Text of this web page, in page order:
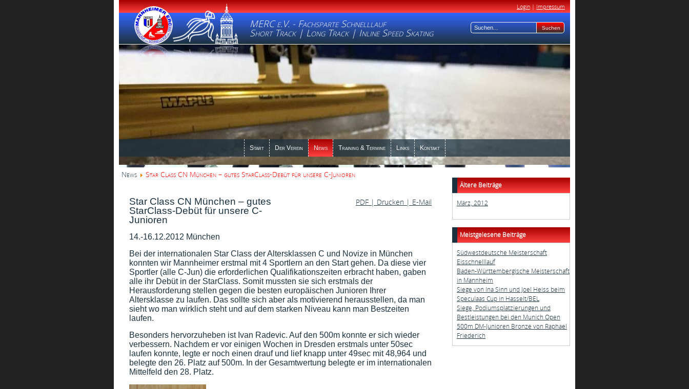
Login|Impressum
MERC e.V. - Fachsparte Schnelllauf
Short Track | Long Track | Inline Speed Skating
Start Der Verein News Training & Termine Links Kontakt
News Star Class CN München – gutes StarClass-Debüt für unsere C-Junioren
PDF | Drucken | E-Mail
Star Class CN München – gutes
StarClass-Debüt für unsere C-
Junioren
14.-16.12.2012 München
Bei der internationalen Star Class der Altersklassen C und Novize in München
konnten wir Mannheimer erstmal mit 4 Sportlern an den Start gehen. Da diese vier
Sportler (alle C-Jun) die erforderlichen Qualifikationszeiten erbracht haben, gaben
alle ihr Debüt in der StarClass. Somit mussten sie sich erstmals der
Herausforderung stellen gegen die besten europäischen Junioren Ihrer
Altersklasse zu laufen. Das sollte sich aber als motivierend herausstellen, da man
sieht wo man wirklich steht und auf dem starken Niveau kann man Bestzeiten
laufen.
Besonders hervorzuheben ist Ivan Radevic. Auf den 500m konnte er sich wieder
verbessern. Nachdem er vor einigen Wochen in Dresden erstmals unter 50sec
laufen konnte, legte er noch einen drauf und lief knapp unter 49sec mit 48,964 und
belegte den 26. Platz auf 500m. In der Gesamtwertung belegte er im internationalen
Mittelfeld den 28. Platz.
Ältere Beiträge
März, 2012
Meistgelesene Beiträge
Südwestdeutsche Meisterschaft
Eisschnelllauf
Baden-Württembergische Meisterschaft
in Mannheim
Siege von Ina Sinn und Joel Heiss beim
Speculaas Cup in Hasselt/BEL
Siege, Podiumsplatzierungen und
Bestleistungen bei den Munich Open
500m DM-Junioren Bronze von Raphael
Friederich